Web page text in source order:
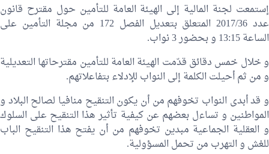
إستمعت لجنة المالية إلى الهيئة العامة للتأمين حول مقترح قانون
عدد 2017/36 المتعلق بتعديل الفصل 172 من مجلة التأمين على
الساعة 13:15 و بحضور 3 نواب.
و خلال خمس دقائق قدّمت الهيئة العامة للتأمين مقترحاتها التعديلية
و من ثم أحيلت الكلمة إلى النواب للإدلاء بتفاعلاتهم.
و قد أبدى النواب تخوفهم من أن يكون التنقيح منافيا لصالح البلاد و
المواطنين و تساءل بعضهم عن كيفية تأثير هذا التنقيح على السلوك
و العقلية الجماعية مبدين تخوفهم من أن يفتح هذا التنقيح الباب
للغش و التهرب من تحمل المسؤولية.